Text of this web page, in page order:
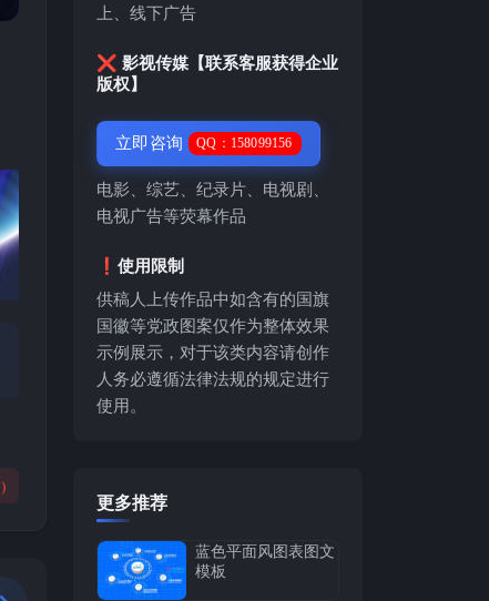
)
上、线下广告
❌ 影视传媒【联系客服获得企业
版权】
立即咨询 QQ：158099156
电影、综艺、纪录片、电视剧、
电视广告等荧幕作品
❗️使用限制
供稿人上传作品中如含有的国旗
国徽等党政图案仅作为整体效果
示例展示，对于该类内容请创作
人务必遵循法律法规的规定进行
使用。
更多推荐
蓝色平面风图表图文
模板